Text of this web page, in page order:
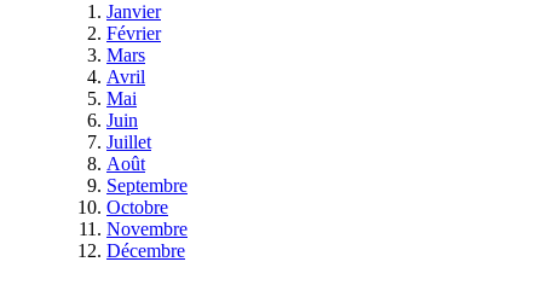
Janvier
Février
Mars
Avril
Mai
Juin
Juillet
Août
Septembre
Octobre
Novembre
Décembre